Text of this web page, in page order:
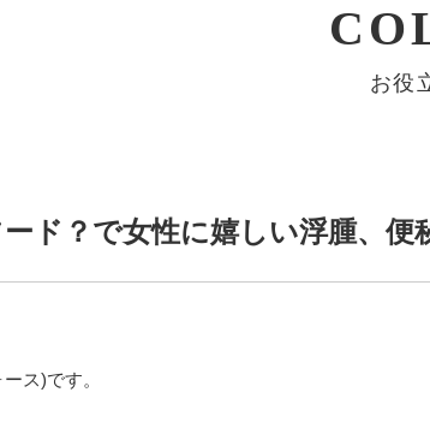
お役
ド？で女性に嬉しい浮腫、便
ス)です。